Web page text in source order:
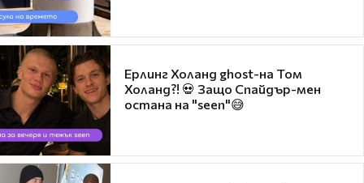
Ерлинг Холанд ghost-на Том
Холанд?! 💀 Защо Спайдър-мен
остана на "seen"😅